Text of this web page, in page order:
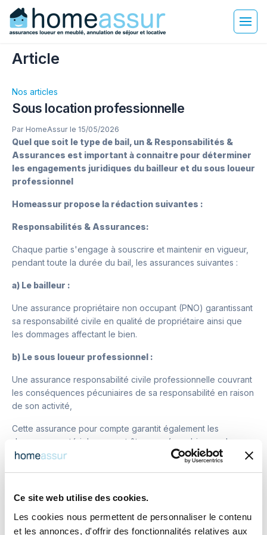
Ce site web utilise des cookies.
Les cookies nous permettent de personnaliser le contenu
et les annonces, d'offrir des fonctionnalités relatives aux
Article
Nos articles
Sous location professionnelle
Par HomeAssur le 15/05/2026
Quel que soit le type de bail, un & Responsabilités &
Assurances est important à connaitre pour déterminer
les engagements juridiques du bailleur et du sous loueur
professionnel
Homeassur propose la rédaction suivantes :
Responsabilités & Assurances:
Chaque partie s'engage à souscrire et maintenir en vigueur,
pendant toute la durée du bail, les assurances suivantes :
a) Le bailleur :
Une assurance propriétaire non occupant (PNO) garantissant
sa responsabilité civile en qualité de propriétaire ainsi que
les dommages affectant le bien.
b) Le sous loueur professionnel :
Une assurance responsabilité civile professionnelle couvrant
les conséquences pécuniaires de sa responsabilité en raison
de son activité,
Cette assurance pour compte garantit également les
dommages matériels pouvant être causés au bien par les
voyageurs qu'ils aient ou non une assurance villégiature,
s'exercera également au profit du bailleur au cas où sa
responsabilité serait recherchée suite à un dommage
corporel atteignant un voyageur et dont l'origine serait un